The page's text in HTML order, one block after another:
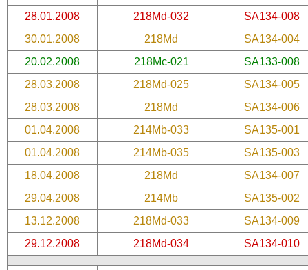
28.01.2008
218Md-032
SA134-008
30.01.2008
218Md
SA134-004
20.02.2008
218Mc-021
SA133-008
28.03.2008
218Md-025
SA134-005
28.03.2008
218Md
SA134-006
01.04.2008
214Mb-033
SA135-001
01.04.2008
214Mb-035
SA135-003
18.04.2008
218Md
SA134-007
29.04.2008
214Mb
SA135-002
13.12.2008
218Md-033
SA134-009
29.12.2008
218Md-034 SA134-010